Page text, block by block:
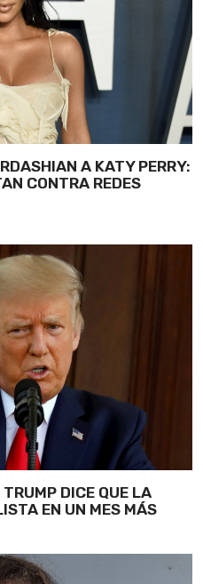
A KATY PERRY:
CONTRA REDES
DICE QUE LA
EN UN MES MÁS